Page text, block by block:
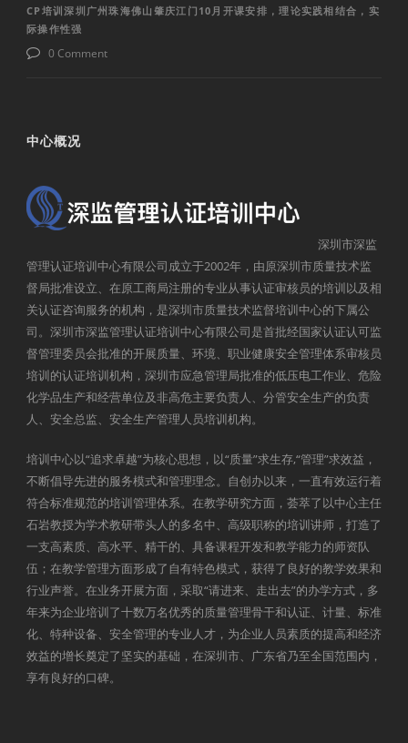
CP培训深圳广州珠海佛山肇庆江门10月开课安排，理论实践相结合，实
际操作性强
0 Comment
中心概况
深圳市深监
管理认证培训中心有限公司成立于2002年，由原深圳市质量技术监
督局批准设立、在原工商局注册的专业从事认证审核员的培训以及相
关认证咨询服务的机构，是深圳市质量技术监督培训中心的下属公
司。深圳市深监管理认证培训中心有限公司是首批经国家认证认可监
督管理委员会批准的开展质量、环境、职业健康安全管理体系审核员
培训的认证培训机构，深圳市应急管理局批准的低压电工作业、危险
化学品生产和经营单位及非高危主要负责人、分管安全生产的负责
人、安全总监、安全生产管理人员培训机构。
培训中心以“追求卓越”为核心思想，以“质量”求生存,“管理”求效益，
不断倡导先进的服务模式和管理理念。自创办以来，一直有效运行着
符合标准规范的培训管理体系。在教学研究方面，荟萃了以中心主任
石岩教授为学术教研带头人的多名中、高级职称的培训讲师，打造了
一支高素质、高水平、精干的、具备课程开发和教学能力的师资队
伍；在教学管理方面形成了自有特色模式，获得了良好的教学效果和
行业声誉。在业务开展方面，采取“请进来、走出去”的办学方式，多
年来为企业培训了十数万名优秀的质量管理骨干和认证、计量、标准
化、特种设备、安全管理的专业人才，为企业人员素质的提高和经济
效益的增长奠定了坚实的基础，在深圳市、广东省乃至全国范围内，
享有良好的口碑。